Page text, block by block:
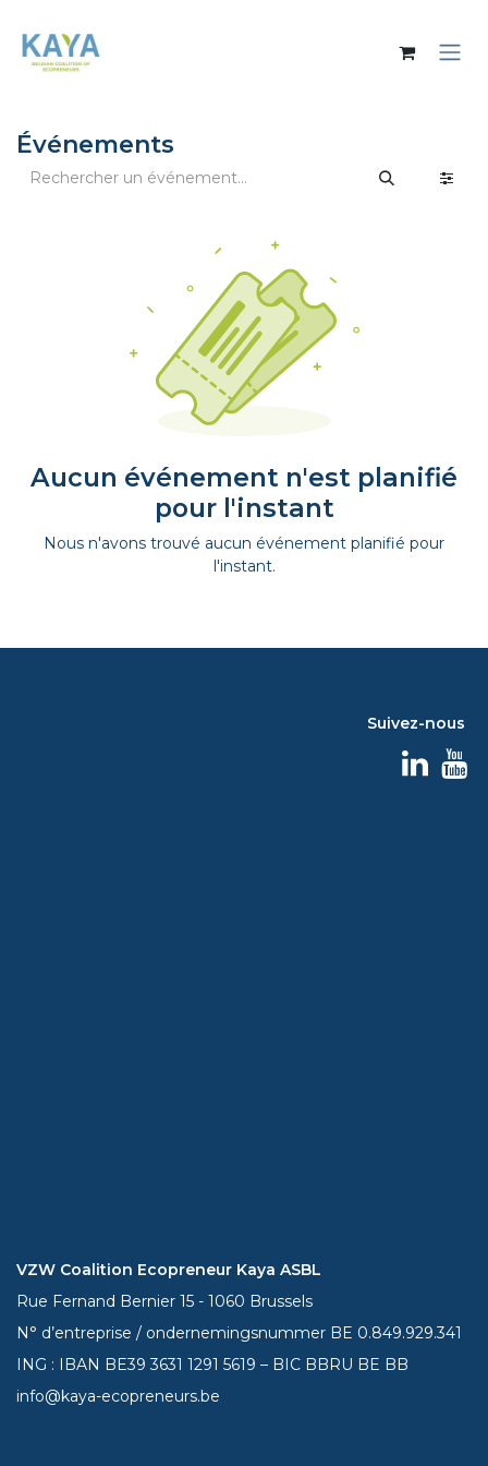
Événements
Aucun événement n'est planifié
pour l'instant
Nous n'avons trouvé aucun événement planifié pour
l'instant.
Suivez-nous
VZW Coalition Ecopreneur Kaya ASBL
Rue Fernand Bernier 15 - 1060 Brussels
N° d’entreprise / ondernemingsnummer BE 0.849.929.341
ING : IBAN BE393631 1291 5619 – BIC BBRU BE BB
info@kaya-ecopreneurs.be